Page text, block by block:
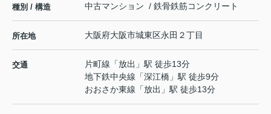
種別 / 構造 中古マンション / 鉄骨鉄筋コンクリート
所在地 大阪府大阪市城東区永田 ２丁目
交通 片町線 「放出 」駅 徒歩13分
地下鉄中央線 「深江橋 」駅 徒歩9分
おおさか東線 「放出 」駅 徒歩13分